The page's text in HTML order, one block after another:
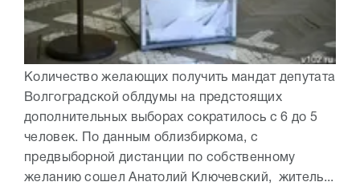
Количество желающих получить мандат депутата
Волгоградской облдумы на предстоящих
дополнительных выборах сократилось с 6 до 5
человек. По данным облизбиркома, с
предвыборной дистанции по собственному
желанию сошел Анатолий Ключевский, житель...